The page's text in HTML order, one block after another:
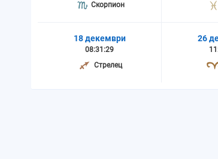
Скорпион
18 декември
08:31:29
Стрелец
26